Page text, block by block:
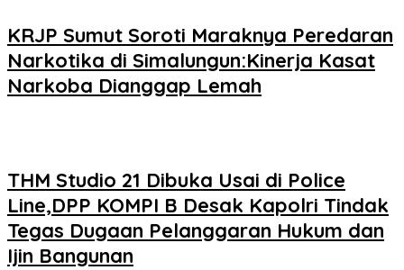
KRJP Sumut Soroti Maraknya Peredaran
Narkotika di Simalungun:Kinerja Kasat
Narkoba Dianggap Lemah
THM Studio 21 Dibuka Usai di Police
Line,DPP KOMPI B Desak Kapolri Tindak
Tegas Dugaan Pelanggaran Hukum dan
Ijin Bangunan